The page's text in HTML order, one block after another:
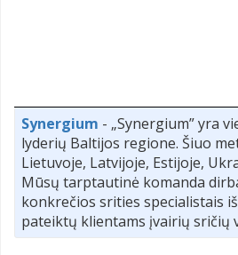
Synergium - „Synergium” yra
lyderių Baltijos regione. Šiuo
Lietuvoje, Latvijoje, Estijoje,
Mūsų tarptautinė komanda
konkrečios srities specialistais
pateiktų klientams įvairių sričių